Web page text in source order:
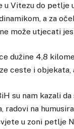
u Vitezu do petlje
a za
može utjecati
dužine 4,8
ceste i objekata,
su nam kazali
radovi na
u zoni petlje